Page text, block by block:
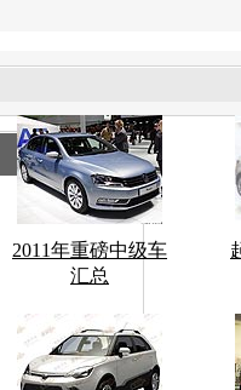
2011年重磅中级车
汇总